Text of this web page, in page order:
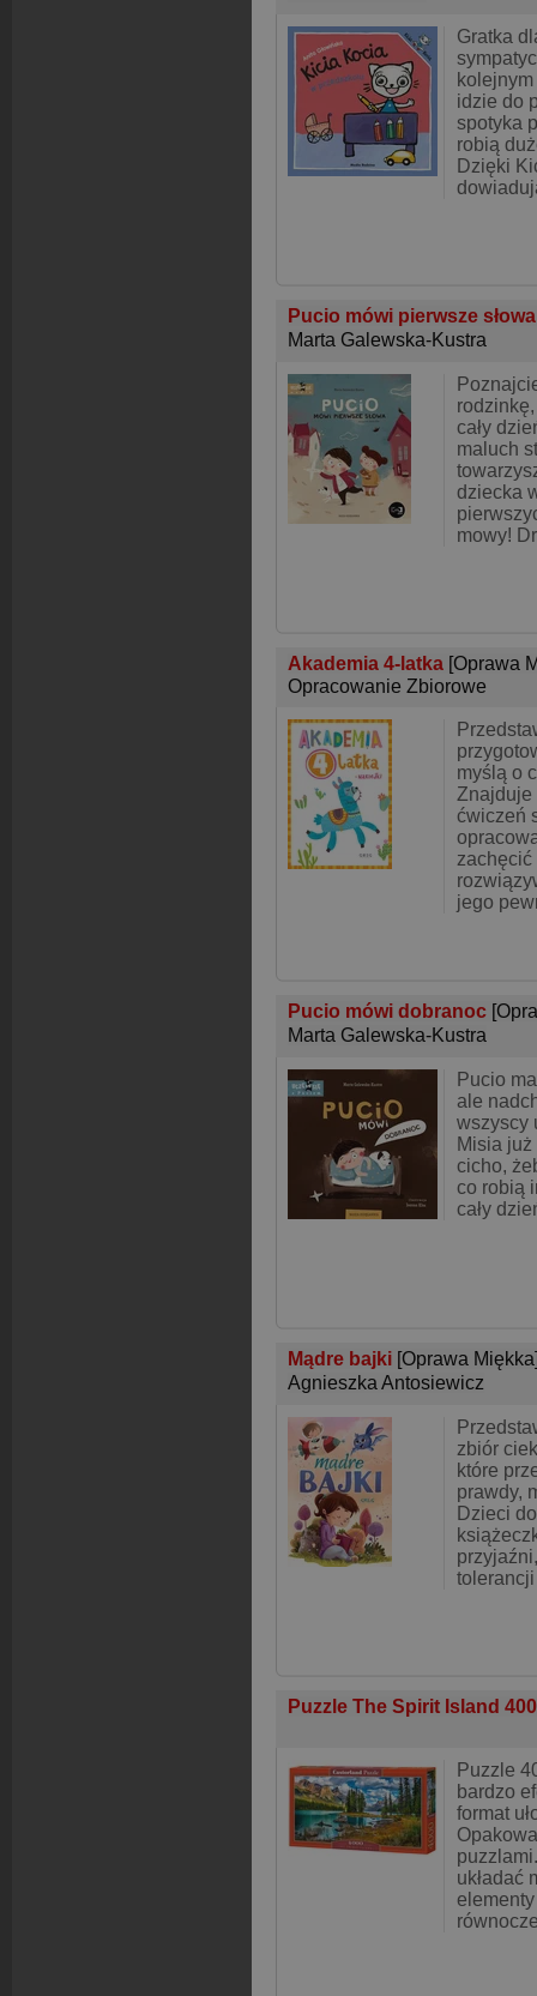
Gratka
idzie do
spotyka
robią
Dzięki
Pucio mówi pierwsze
Marta Galewska-Kustra
cały
maluch
dziecka
mowy!
Akademia 4-latka [Oprawa
Opracowanie Zbiorowe
myślą o
Znajduje
ćwiczeń
jego
Pucio mówi dobranoc
Marta Galewska-Kustra
Pucio
ale
wszyscy
Misia
cicho,
co robią
cały
Mądre bajki [Oprawa
Agnieszka Antosiewicz
zbiór
które
prawdy,
Dzieci
Puzzle The Spirit Island
Puzzle
bardzo
format
układać